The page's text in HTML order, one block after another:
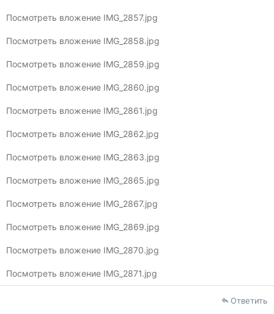
Посмотреть вложение IMG_2857.jpg
Посмотреть вложение IMG_2858.jpg
Посмотреть вложение IMG_2859.jpg
Посмотреть вложение IMG_2860.jpg
Посмотреть вложение IMG_2861.jpg
Посмотреть вложение IMG_2862.jpg
Посмотреть вложение IMG_2863.jpg
Посмотреть вложение IMG_2865.jpg
Посмотреть вложение IMG_2867.jpg
Посмотреть вложение IMG_2869.jpg
Посмотреть вложение IMG_2870.jpg
Посмотреть вложение IMG_2871.jpg
Ответить